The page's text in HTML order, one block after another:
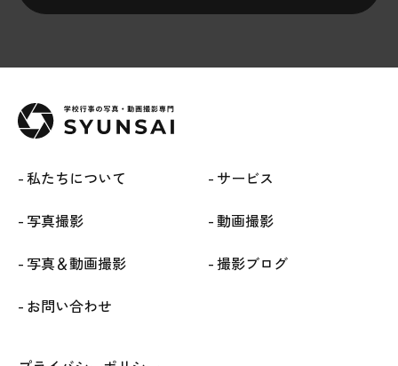
私たちについて
サービス
写真撮影
動画撮影
写真＆動画撮影
撮影ブログ
お問い合わせ